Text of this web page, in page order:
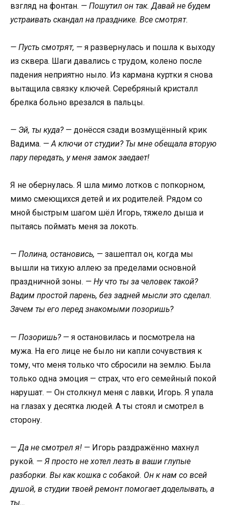
взгляд на фонтан. — Пошутил он так. Давай не будем
устраивать скандал на празднике. Все смотрят.
— Пусть смотрят, — я развернулась и пошла к выходу
из сквера. Шаги давались с трудом, колено после
падения неприятно ныло. Из кармана куртки я снова
вытащила связку ключей. Серебряный кристалл
брелка больно врезался в пальцы.
— Эй, ты куда? — донёсся сзади возмущённый крик
Вадима. — А ключи от студии? Ты мне обещала вторую
пару передать, у меня замок заедает!
Я не обернулась. Я шла мимо лотков с попкорном,
мимо смеющихся детей и их родителей. Рядом со
мной быстрым шагом шёл Игорь, тяжело дыша и
пытаясь поймать меня за локоть.
— Полина, остановись, — зашептал он, когда мы
вышли на тихую аллею за пределами основной
праздничной зоны. — Ну что ты за человек такой?
Вадим простой парень, без задней мысли это сделал.
Зачем ты его перед знакомыми позоришь?
— Позоришь? — я остановилась и посмотрела на
мужа. На его лице не было ни капли сочувствия к
тому, что меня только что сбросили на землю. Была
только одна эмоция — страх, что его семейный покой
нарушат. — Он столкнул меня с лавки, Игорь. Я упала
на глазах у десятка людей. А ты стоял и смотрел в
сторону.
— Да не смотрел я! — Игорь раздражённо махнул
рукой. — Я просто не хотел лезть в ваши глупые
разборки. Вы как кошка с собакой. Он к нам со всей
душой, в студии твоей ремонт помогает доделывать, а
ты…